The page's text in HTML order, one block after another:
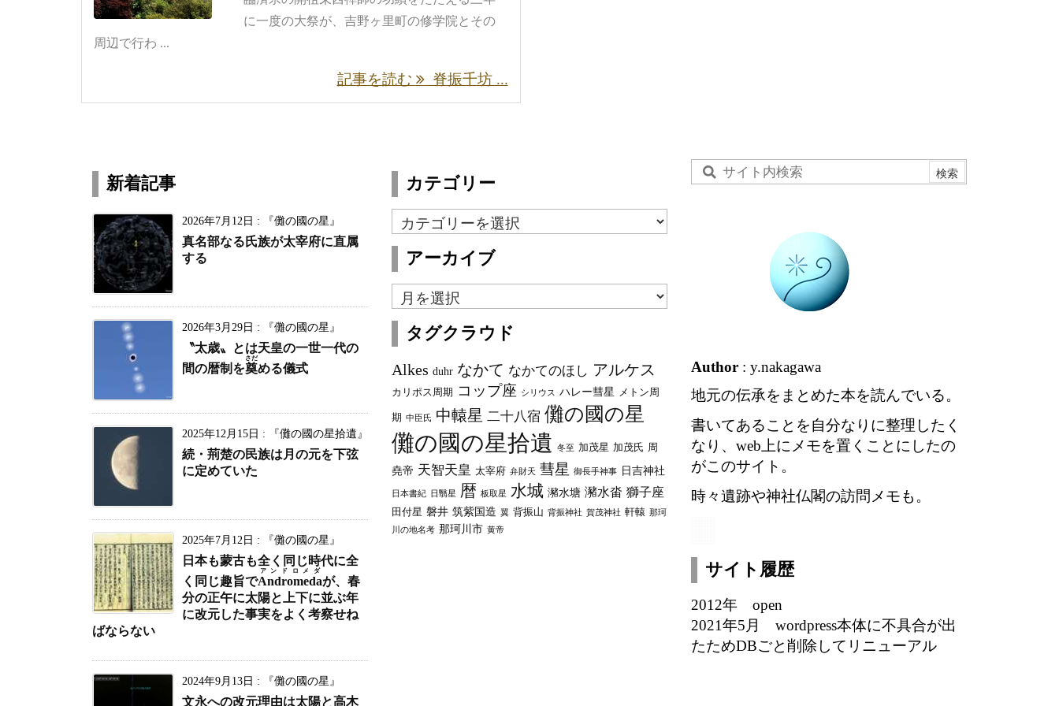
に一度の大祭が、吉野ヶ里町の修学院とその
周辺で行わ ...
記事を読む 脊振千坊 ...
新着記事
2026年7月12日 : 『儺の國の星』
真名部なる氏族が太宰府に直属
する
2026年3月29日 : 『儺の國の星』
〝太歳〟とは天皇の一世一代の
間の暦制を奠
さだ
める儀式
2025年12月15日 : 『儺の國の星拾遺』
続・荊楚の民族は月の元を下弦
に定めていた
2025年7月12日 : 『儺の國の星』
日本も蒙古も全く同じ時代に全
く同じ趣旨でAndromeda
アンドロメダ
が、春
分の正午に太陽と上下に並ぶ年
に改元した事実をよく考察せね
ばならない
2024年9月13日 : 『儺の國の星』
文永への改元理由は太陽と高木
カテゴリー
カ
テ
リ
ー
アーカイブ
ア
ー
ブ
タグクラウド
Alkes duhr なかて なかてのほし アルケス
カリポス周期 コップ座 シリウス ハレー彗星 メトン周
期 中臣氏 中轅星 二十八宿 儺の國の星
儺の國の星拾遺 冬至 加茂星 加茂氏 周
堯帝 天智天皇 太宰府 弁財天 彗星 御長手神事 日吉神社
日本書紀 日翳星 暦 板取星 水城 瀦水塘 瀦水畓 獅子座
田付星 磐井 筑紫国造 翼 背振山 背振神社 賀茂神社 軒轅 那珂
川の地名考 那珂川市 黄帝
Author : y.nakagawa
地元の伝承をまとめた本を読んでいる。
書いてあることを自分なりに整理したく
なり、web上にメモを置くことにしたの
がこのサイト。
時々遺跡や神社仏閣の訪問メモも。
サイト履歴
2012年 open
2021年5月 wordpress本体に不具合が出
たためDBごと削除してリニューアル